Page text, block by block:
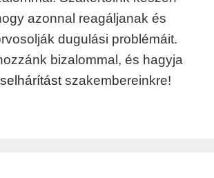
azonnal reagáljanak és
dugulási problémáit.
bizalommal, és hagyja
szakembereinkre!